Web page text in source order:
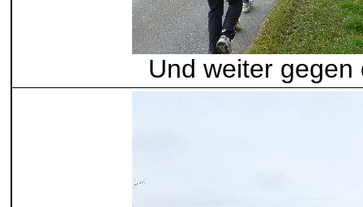
Und weiter gegen